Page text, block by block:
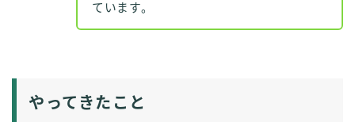
ています。
やってきたこと